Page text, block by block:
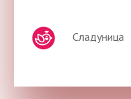
Сладуница